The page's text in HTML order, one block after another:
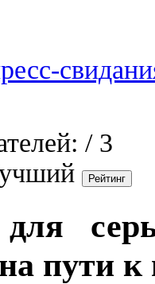
/ 3
для
пути к